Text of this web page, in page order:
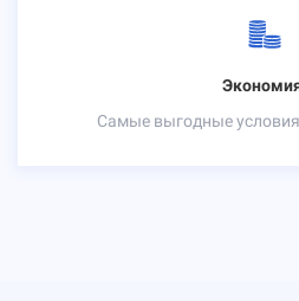
Самые выгодные условия